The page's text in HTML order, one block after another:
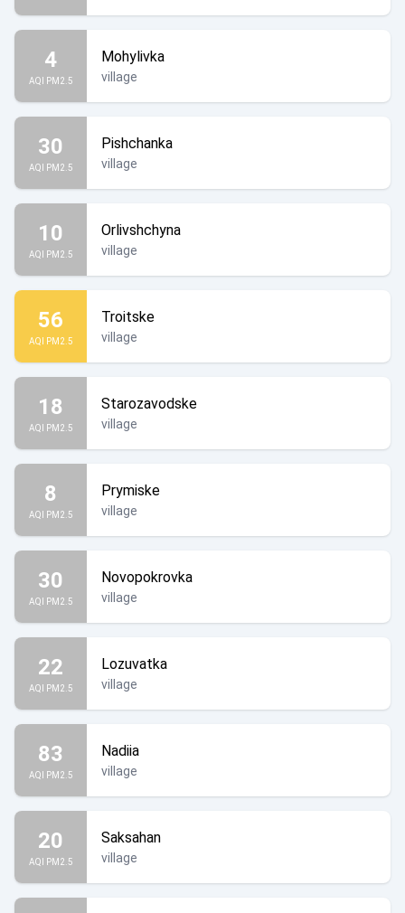
4
AQI PM2.5
Mohylivka
village
30
AQI PM2.5
Pishchanka
village
10
AQI PM2.5
Orlivshchyna
village
56
AQI PM2.5
Troitske
village
18
AQI PM2.5
Starozavodske
village
8
AQI PM2.5
Prymiske
village
30
AQI PM2.5
Novopokrovka
village
22
AQI PM2.5
Lozuvatka
village
83
AQI PM2.5
Nadiia
village
20
AQI PM2.5
Saksahan
village